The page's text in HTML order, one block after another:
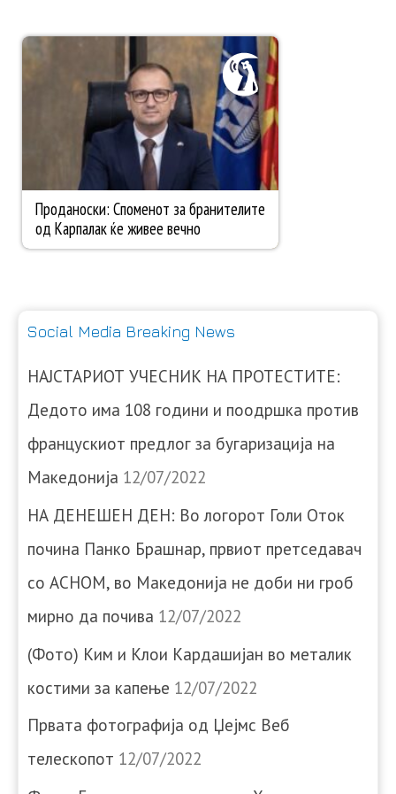
Social Media Breaking News
НАЈСТАРИОТ УЧЕСНИК НА ПРОТЕСТИТЕ:
Дедото има 108 години и поодршка против
францускиот предлог за бугаризација на
Македонија 12/07/2022
НА ДЕНЕШЕН ДЕН: Во логорот Голи Оток
почина Панко Брашнар, првиот претседавач
со АСНОМ, во Македонија не доби ни гроб
мирно да почива 12/07/2022
(Фото) Ким и Клои Кардашијан во металик
костими за капење 12/07/2022
Првата фотографија од Џејмс Веб
телескопот 12/07/2022